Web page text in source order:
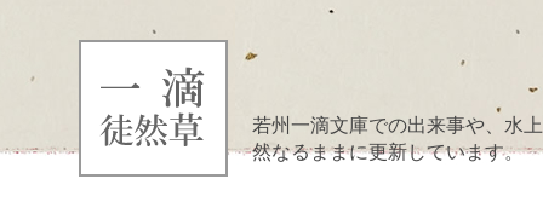
若州一滴文庫での出来事や、水
然なるままに更新しています。